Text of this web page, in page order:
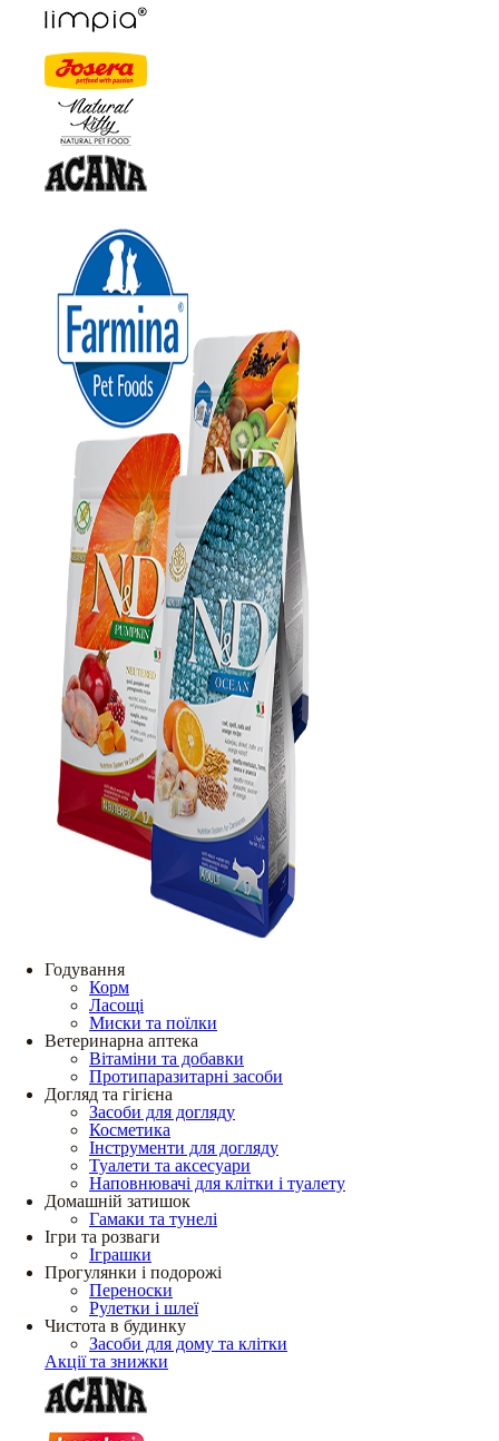
Годування
Корм
Ласощі
Миски та поїлки
Ветеринарна аптека
Вітаміни та добавки
Протипаразитарні засоби
Догляд та гігієна
Засоби для догляду
Косметика
Інструменти для догляду
Туалети та аксесуари
Наповнювачі для клітки і туалету
Домашній затишок
Гамаки та тунелі
Ігри та розваги
Іграшки
Прогулянки і подорожі
Переноски
Рулетки і шлеї
Чистота в будинку
Засоби для дому та клітки
Акції та знижки